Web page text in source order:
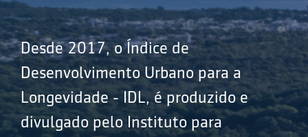
Desde 2017, o Índice de
Desenvolvimento Urbano para a
Longevidade - IDL, é produzido e
divulgado pelo Instituto para